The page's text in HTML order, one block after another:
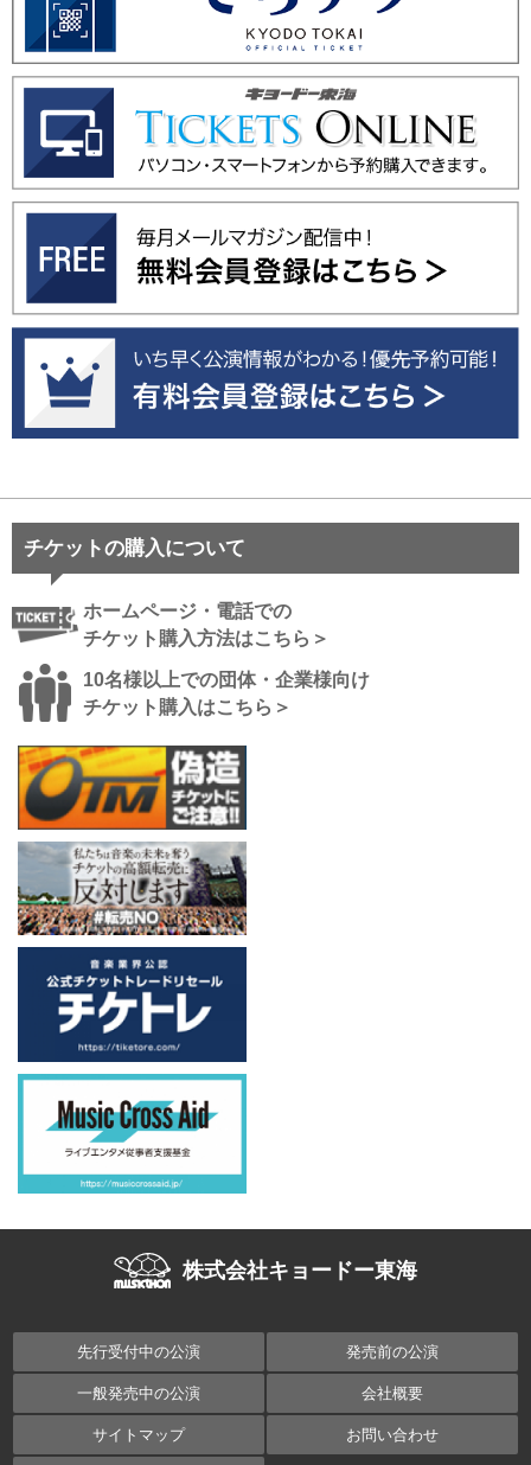
チケットの購入について
ホームページ・電話での
チケット購入方法はこちら＞
10名様以上での団体・企業様向け
チケット購入はこちら＞
株式会社キョードー東海
先行受付中の公演 発売前の公演
一般発売中の公演 会社概要
サイトマップ お問い合わせ